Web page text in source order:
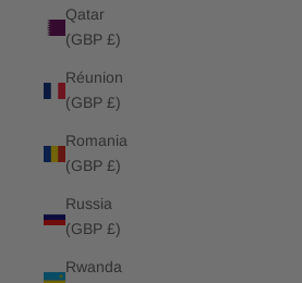
Qatar
(GBP £)
Réunion
(GBP £)
Romania
(GBP £)
Russia
(GBP £)
Rwanda